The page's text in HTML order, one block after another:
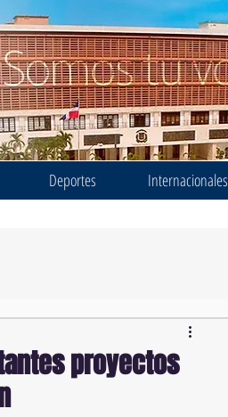
Deportes Internacionales
proyectos